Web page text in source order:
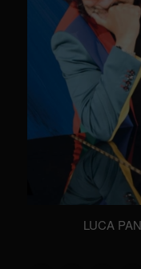
LUCA